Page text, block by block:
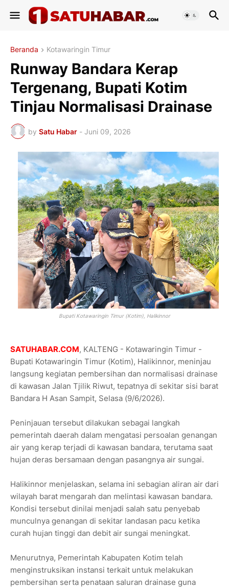
Beranda Kotawaringin Timur
Runway Bandara Kerap
Tergenang, Bupati Kotim
Tinjau Normalisasi Drainase
by Satu Habar - Juni 09, 2026
Bupati Kotawaringin Timur (Kotim), Halikinnor
SATUHABAR.COM, KALTENG - Kotawaringin Timur -
Bupati Kotawaringin Timur (Kotim), Halikinnor, meninjau
langsung kegiatan pembersihan dan normalisasi drainase
di kawasan Jalan Tjilik Riwut, tepatnya di sekitar sisi barat
Bandara H Asan Sampit, Selasa (9/6/2026).
Peninjauan tersebut dilakukan sebagai langkah
pemerintah daerah dalam mengatasi persoalan genangan
air yang kerap terjadi di kawasan bandara, terutama saat
hujan deras bersamaan dengan pasangnya air sungai.
Halikinnor menjelaskan, selama ini sebagian aliran air dari
wilayah barat mengarah dan melintasi kawasan bandara.
Kondisi tersebut dinilai menjadi salah satu penyebab
munculnya genangan di sekitar landasan pacu ketika
curah hujan tinggi dan debit air sungai meningkat.
Menurutnya, Pemerintah Kabupaten Kotim telah
menginstruksikan instansi terkait untuk melakukan
pembersihan serta penataan saluran drainase guna